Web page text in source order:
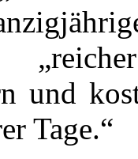
und
Tage.“